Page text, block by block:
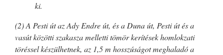
ki.
(2) A Pesti út az Ady Endre út, és a Duna út, Pesti út és a
vasút közötti szakasza melletti tömör kerítések homlokzati
töréssel készülhetnek, az 1,5 m hosszúságot meghaladó a